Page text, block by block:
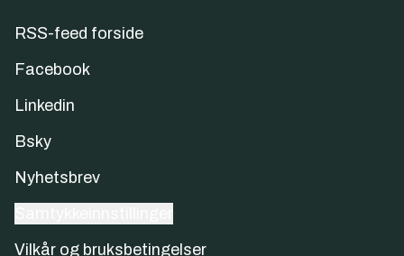
RSS-feed forside
Facebook
Linkedin
Bsky
Nyhetsbrev
Vilkår og bruksbetingelser